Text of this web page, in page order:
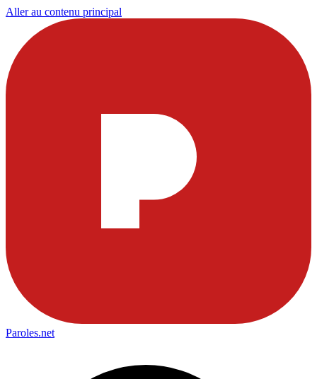
Aller au contenu principal
Paroles.net